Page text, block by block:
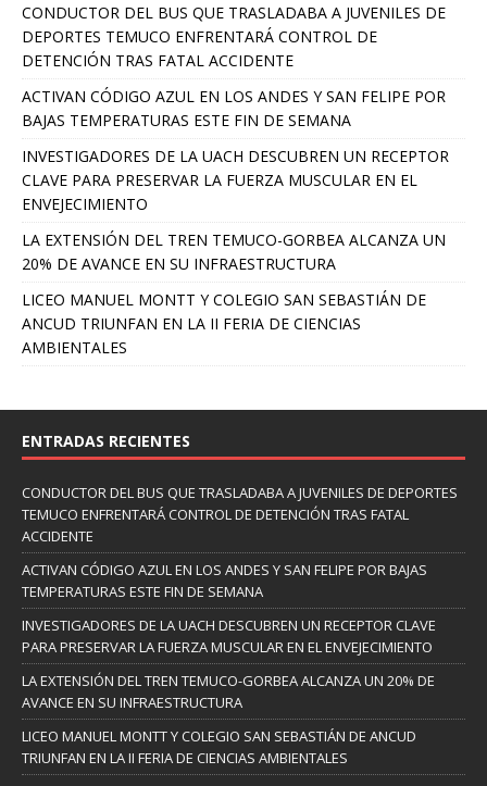
CONDUCTOR DEL BUS QUE TRASLADABA A JUVENILES DE
DEPORTES TEMUCO ENFRENTARÁ CONTROL DE
DETENCIÓN TRAS FATAL ACCIDENTE
ACTIVAN CÓDIGO AZUL EN LOS ANDES Y SAN FELIPE POR
BAJAS TEMPERATURAS ESTE FIN DE SEMANA
INVESTIGADORES DE LA UACH DESCUBREN UN RECEPTOR
CLAVE PARA PRESERVAR LA FUERZA MUSCULAR EN EL
ENVEJECIMIENTO
LA EXTENSIÓN DEL TREN TEMUCO-GORBEA ALCANZA UN
20% DE AVANCE EN SU INFRAESTRUCTURA
LICEO MANUEL MONTT Y COLEGIO SAN SEBASTIÁN DE
ANCUD TRIUNFAN EN LA II FERIA DE CIENCIAS
AMBIENTALES
ENTRADAS RECIENTES
CONDUCTOR DEL BUS QUE TRASLADABA A JUVENILES DE DEPORTES
TEMUCO ENFRENTARÁ CONTROL DE DETENCIÓN TRAS FATAL
ACCIDENTE
ACTIVAN CÓDIGO AZUL EN LOS ANDES Y SAN FELIPE POR BAJAS
TEMPERATURAS ESTE FIN DE SEMANA
INVESTIGADORES DE LA UACH DESCUBREN UN RECEPTOR CLAVE
PARA PRESERVAR LA FUERZA MUSCULAR EN EL ENVEJECIMIENTO
LA EXTENSIÓN DEL TREN TEMUCO-GORBEA ALCANZA UN 20% DE
AVANCE EN SU INFRAESTRUCTURA
LICEO MANUEL MONTT Y COLEGIO SAN SEBASTIÁN DE ANCUD
TRIUNFAN EN LA II FERIA DE CIENCIAS AMBIENTALES